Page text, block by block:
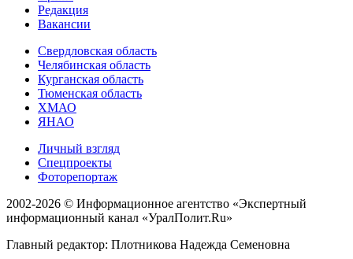
Редакция
Вакансии
Свердловская область
Челябинская область
Курганская область
Тюменская область
ХМАО
ЯНАО
Личный взгляд
Спецпроекты
Фоторепортаж
2002-2026 © Информационное агентство «Экспертный
информационный канал «УралПолит.Ru»
Главный редактор: Плотникова Надежда Семеновна